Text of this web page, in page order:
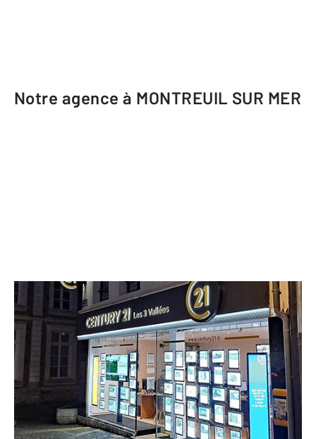
Notre agence à MONTREUIL SUR MER
CENTURY 21 Les 3 Vallées
1 rue des Cordonniers
MONTREUIL SUR MER - 62170
Envoyer un message
Téléphoner à l'agence